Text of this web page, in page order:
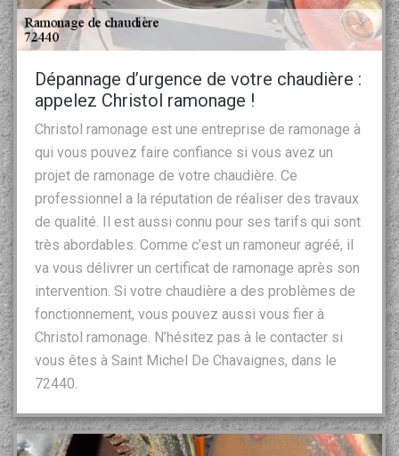
Dépannage d’urgence de votre chaudière :
appelez Christol ramonage !
Christol ramonage est une entreprise de ramonage à
qui vous pouvez faire confiance si vous avez un
projet de ramonage de votre chaudière. Ce
professionnel a la réputation de réaliser des travaux
de qualité. Il est aussi connu pour ses tarifs qui sont
très abordables. Comme c’est un ramoneur agréé, il
va vous délivrer un certificat de ramonage après son
intervention. Si votre chaudière a des problèmes de
fonctionnement, vous pouvez aussi vous fier à
Christol ramonage. N’hésitez pas à le contacter si
vous êtes à Saint Michel De Chavaignes, dans le
72440.